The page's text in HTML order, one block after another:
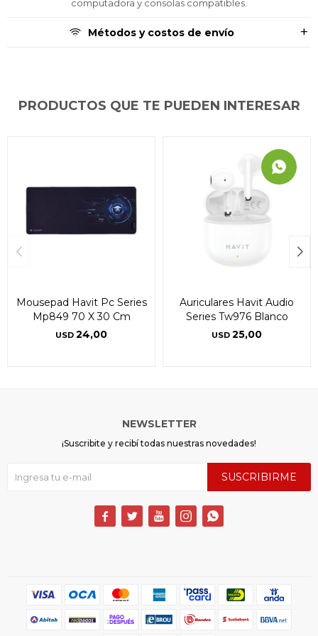
computadora y consolas compatibles.
Métodos y costos de envío
PRODUCTOS QUE TE PUEDEN INTERESAR
Mousepad Havit Pc Series
Mp849 70 X 30 Cm
USD 24,00
Auriculares Havit Audio
Series Tw976 Blanco
USD 25,00
NEWSLETTER
¡Suscribite y recibí todas nuestras novedades!
SUSCRIBIRME
    